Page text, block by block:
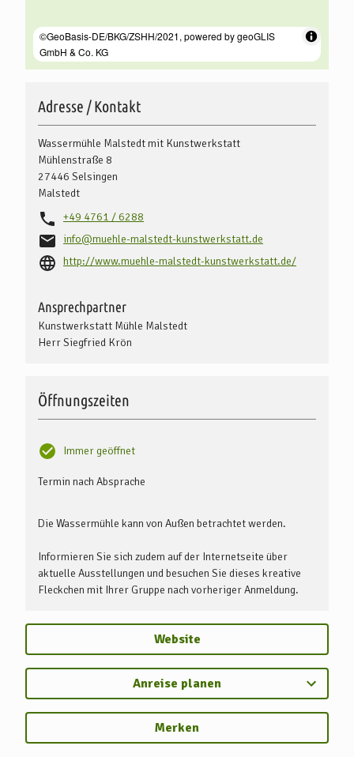
Adresse / Kontakt
Wassermühle Malstedt mit Kunstwerkstatt
Mühlenstraße 8
27446 Selsingen
Malstedt
+49 4761 / 6288
info@muehle-malstedt-kunstwerkstatt.de
http://www.muehle-malstedt-kunstwerkstatt.de/
Ansprechpartner
Kunstwerkstatt Mühle Malstedt
Herr Siegfried Krön
Öffnungszeiten
Immer geöffnet
Termin nach Absprache
Die Wassermühle kann von Außen betrachtet werden.
Informieren Sie sich zudem auf der Internetseite über
aktuelle Ausstellungen und besuchen Sie dieses kreative
Fleckchen mit Ihrer Gruppe nach vorheriger Anmeldung.
Website
Anreise planen
Merken